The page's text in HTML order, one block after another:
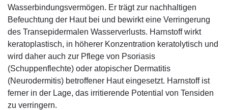
Wasserbindungsvermögen. Er trägt zur nachhaltigen
Befeuchtung der Haut bei und bewirkt eine Verringerung
des Transepidermalen Wasserverlusts. Harnstoff wirkt
keratoplastisch, in höherer Konzentration keratolytisch und
wird daher auch zur Pflege von Psoriasis
(Schuppenflechte) oder atopischer Dermatitis
(Neurodermitis) betroffener Haut eingesetzt. Harnstoff ist
ferner in der Lage, das irritierende Potential von Tensiden
zu verringern.